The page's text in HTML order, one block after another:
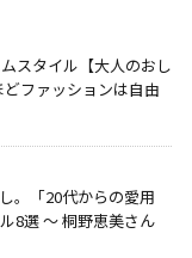
スタイル【大人のおし
ファッションは自由
。「20代からの愛用
8選 ～ 桐野恵美さん